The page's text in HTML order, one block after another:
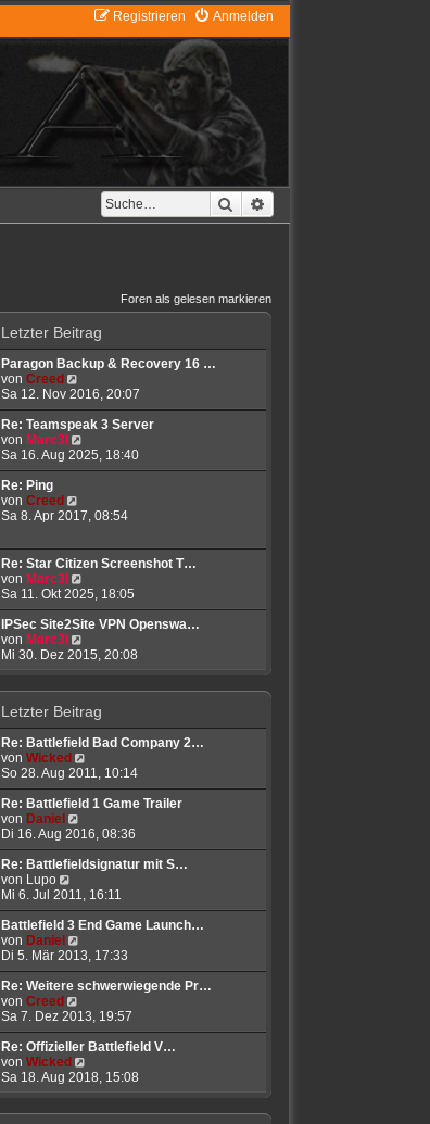
Anmelden
Registrieren
Suche
Foren als gelesen markieren
Letzter Beitrag
Paragon Backup & Recovery 16 …
von Creed
e
u
e
s
t
e
e
t
r
a
g
Sa 12. Nov 2016, 20:07
Re: Teamspeak 3 Server
von Marc3l
e
u
t
r
B
i
t
r
g
Sa 16. Aug 2025, 18:40
Re: Ping
von Creed
e
e
s
t
e
r
B
e
i
g
Sa 8. Apr 2017, 08:54
Re: Star Citizen Screenshot T…
von Marc3l
e
u
e
t
e
i
t
r
a
g
Sa 11. Okt 2025, 18:05
IPSec Site2Site VPN Openswa…
von Marc3l
e
t
e
r
B
e
i
t
a
g
Mi 30. Dez 2015, 20:08
Letzter Beitrag
Re: Battlefield Bad Company 2…
von Wicked
e
u
e
t
e
r
e
i
t
g
So 28. Aug 2011, 10:14
Re: Battlefield 1 Game Trailer
von Daniel
e
u
e
e
r
e
i
t
a
g
Di 16. Aug 2016, 08:36
Re: Battlefieldsignatur mit S…
von Lupo
e
u
e
s
t
e
r
B
e
i
t
r
a
Mi 6. Jul 2011, 16:11
Battlefield 3 End Game Launch…
von Daniel
e
u
e
t
e
r
B
e
Di 5. Mär 2013, 17:33
Re: Weitere schwerwiegende Pr…
von Creed
e
u
e
s
t
Sa 7. Dez 2013, 19:57
Re: Offizieller Battlefield V…
von Wicked
e
Sa 18. Aug 2018, 15:08